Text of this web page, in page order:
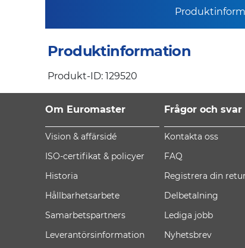
Produktinformation
Produkt-ID: 129520
Om Euromaster
Vision & affärsidé
ISO-certifikat & policyer
Historia
Hållbarhetsarbete
Samarbetspartners
Leverantörsinformation
Frågor och svar
Kontakta oss
FAQ
Registrera din retur
Delbetalning
Lediga jobb
Nyhetsbrev